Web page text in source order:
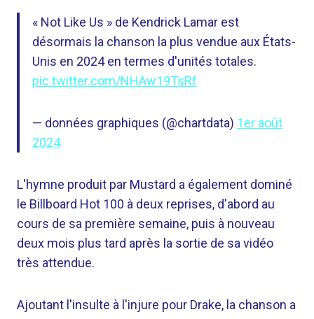
« Not Like Us » de Kendrick Lamar est
désormais la chanson la plus vendue aux États-
Unis en 2024 en termes d'unités totales.
pic.twitter.com/NHAw19TsRf
— données graphiques (@chartdata) 1er août
2024
L'hymne produit par Mustard a également dominé
le Billboard Hot 100 à deux reprises, d'abord au
cours de sa première semaine, puis à nouveau
deux mois plus tard après la sortie de sa vidéo
très attendue.
Ajoutant l'insulte à l'injure pour Drake, la chanson a